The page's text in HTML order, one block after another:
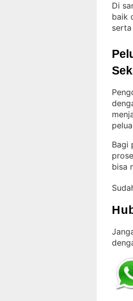
Di
baik
Bagi
bisa